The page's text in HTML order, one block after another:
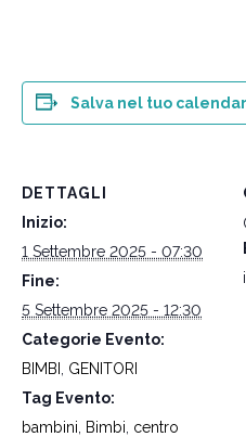
Salva nel tuo
DETTAGLI
Inizio:
1 Settembre 2025 - 07:30
Fine:
5 Settembre 2025 - 12:30
Categorie Evento:
BIMBI GENITORI
Tag Evento:
bambini Bimbi centro